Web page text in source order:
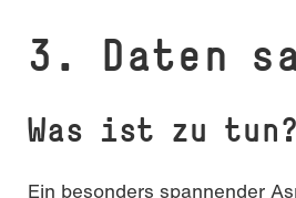
3. Daten
Was ist zu tun?
Ein besonders spannender